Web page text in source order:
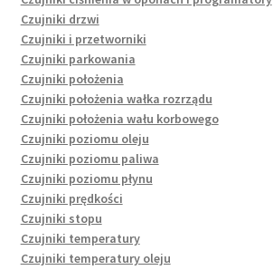
Czujniki drzwi
Czujniki i przetworniki
Czujniki parkowania
Czujniki położenia
Czujniki położenia wałka rozrządu
Czujniki położenia wału korbowego
Czujniki poziomu oleju
Czujniki poziomu paliwa
Czujniki poziomu płynu
Czujniki prędkości
Czujniki stopu
Czujniki temperatury
Czujniki temperatury oleju